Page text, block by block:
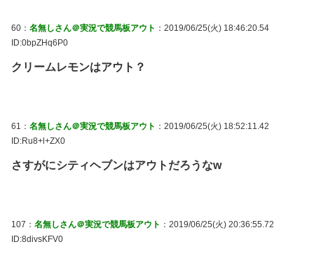
60： 名無しさん＠実況で競馬板アウト ：2019/06/25(火) 18:46:20.54
ID:0bpZHq6P0
クリームレモンはアウト？
61： 名無しさん＠実況で競馬板アウト ：2019/06/25(火) 18:52:11.42
ID:Ru8+l+ZX0
さすがにシティヘブンはアウトだろうなw
107： 名無しさん＠実況で競馬板アウト ：2019/06/25(火) 20:36:55.72
ID:8divsKFV0